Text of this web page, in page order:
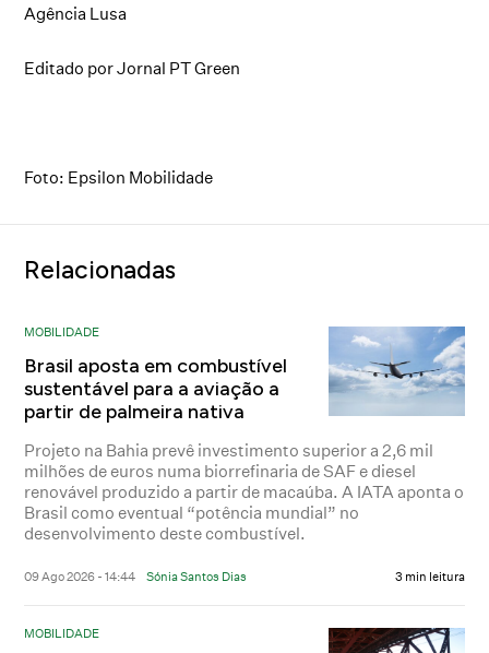
Agência Lusa
Editado por Jornal PT Green
Foto: Epsilon Mobilidade
Relacionadas
MOBILIDADE
Brasil aposta em combustível
sustentável para a aviação a
partir de palmeira nativa
Projeto na Bahia prevê investimento superior a 2,6 mil
milhões de euros numa biorrefinaria de SAF e diesel
renovável produzido a partir de macaúba. A IATA aponta o
Brasil como eventual “potência mundial” no
desenvolvimento deste combustível.
09 Ago 2026 - 14:44 Sónia Santos Dias 3 min leitura
MOBILIDADE